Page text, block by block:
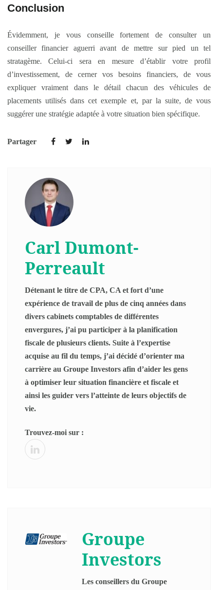
Conclusion
Évidemment, je vous conseille fortement de consulter un
conseiller financier aguerri avant de mettre sur pied un tel
stratagème. Celui-ci sera en mesure d’établir votre profil
d’investissement, de cerner vos besoins financiers, de vous
expliquer vraiment dans le détail chacun des véhicules de
placements utilisés dans cet exemple et, par la suite, de vous
suggérer une stratégie adaptée à votre situation bien spécifique.
Partager
Carl Dumont-
Perreault
Détenant le titre de CPA, CA et fort d’une
expérience de travail de plus de cinq années dans
divers cabinets comptables de différentes
envergures, j’ai pu participer à la planification
fiscale de plusieurs clients. Suite à l’expertise
acquise au fil du temps, j’ai décidé d’orienter ma
carrière au Groupe Investors afin d’aider les gens
à optimiser leur situation financière et fiscale et
ainsi les guider vers l’atteinte de leurs objectifs de
vie.
Trouvez-moi sur :
Groupe
Investors
Les conseillers du Groupe